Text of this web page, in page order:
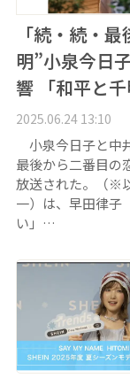
「続・続・
明”小泉今日
響 「和平と
2025.06.24 13:10
小泉今日子と中
最後から二番目の
放送された。（※
一）は、早田律子
い」…